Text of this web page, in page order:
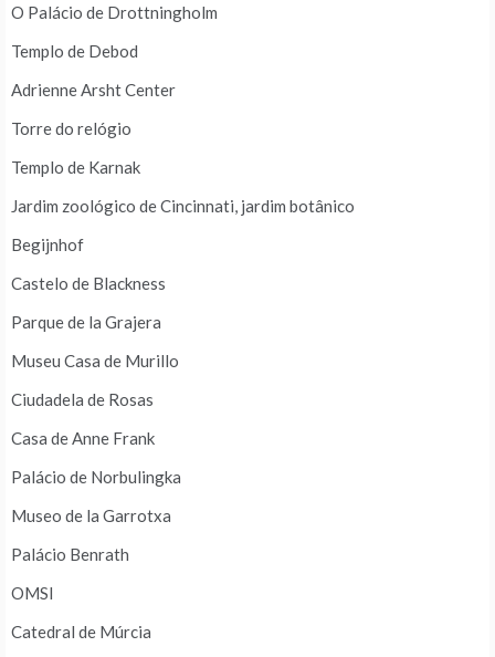
O Palácio de Drottningholm
Templo de Debod
Adrienne Arsht Center
Torre do relógio
Templo de Karnak
Jardim zoológico de Cincinnati, jardim botânico
Begijnhof
Castelo de Blackness
Parque de la Grajera
Museu Casa de Murillo
Ciudadela de Rosas
Casa de Anne Frank
Palácio de Norbulingka
Museo de la Garrotxa
Palácio Benrath
OMSI
Catedral de Múrcia